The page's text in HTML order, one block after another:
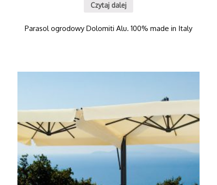
Czytaj dalej
Parasol ogrodowy Dolomiti Alu. 100% made in Italy